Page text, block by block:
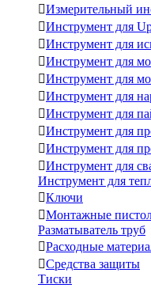
Измерительный
Инструмент для
Инструмент для
Инструмент для
Инструмент для
Инструмент для
Инструмент для
Инструмент для
Инструмент для
Инструмент для
Инструмент для
Ключи
Монтажные
Разматыватель труб
Расходные
Средства защиты
Тиски